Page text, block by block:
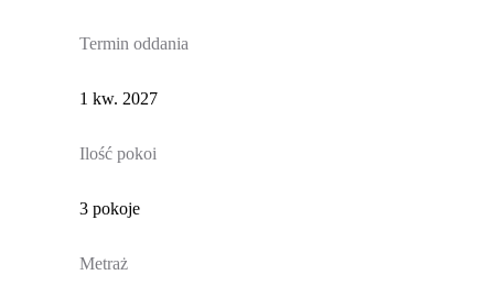
Termin oddania
1 kw. 2027
Ilość pokoi
3 pokoje
Metraż